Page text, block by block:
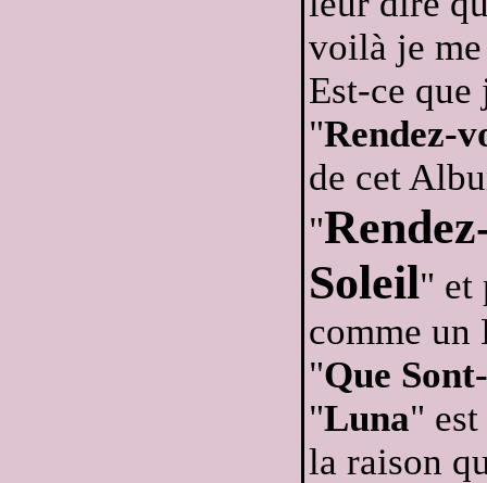
voilà je
Est-ce
"Rendez-
de cet
"
Soleil" et
comme
"Que
"Luna"
la raison